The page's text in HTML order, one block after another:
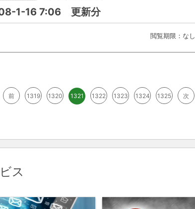
1-16 7:06 更新分
閲覧期限：なし
前 1319 1320 1321 1322 1323 1324 1325 次
ス